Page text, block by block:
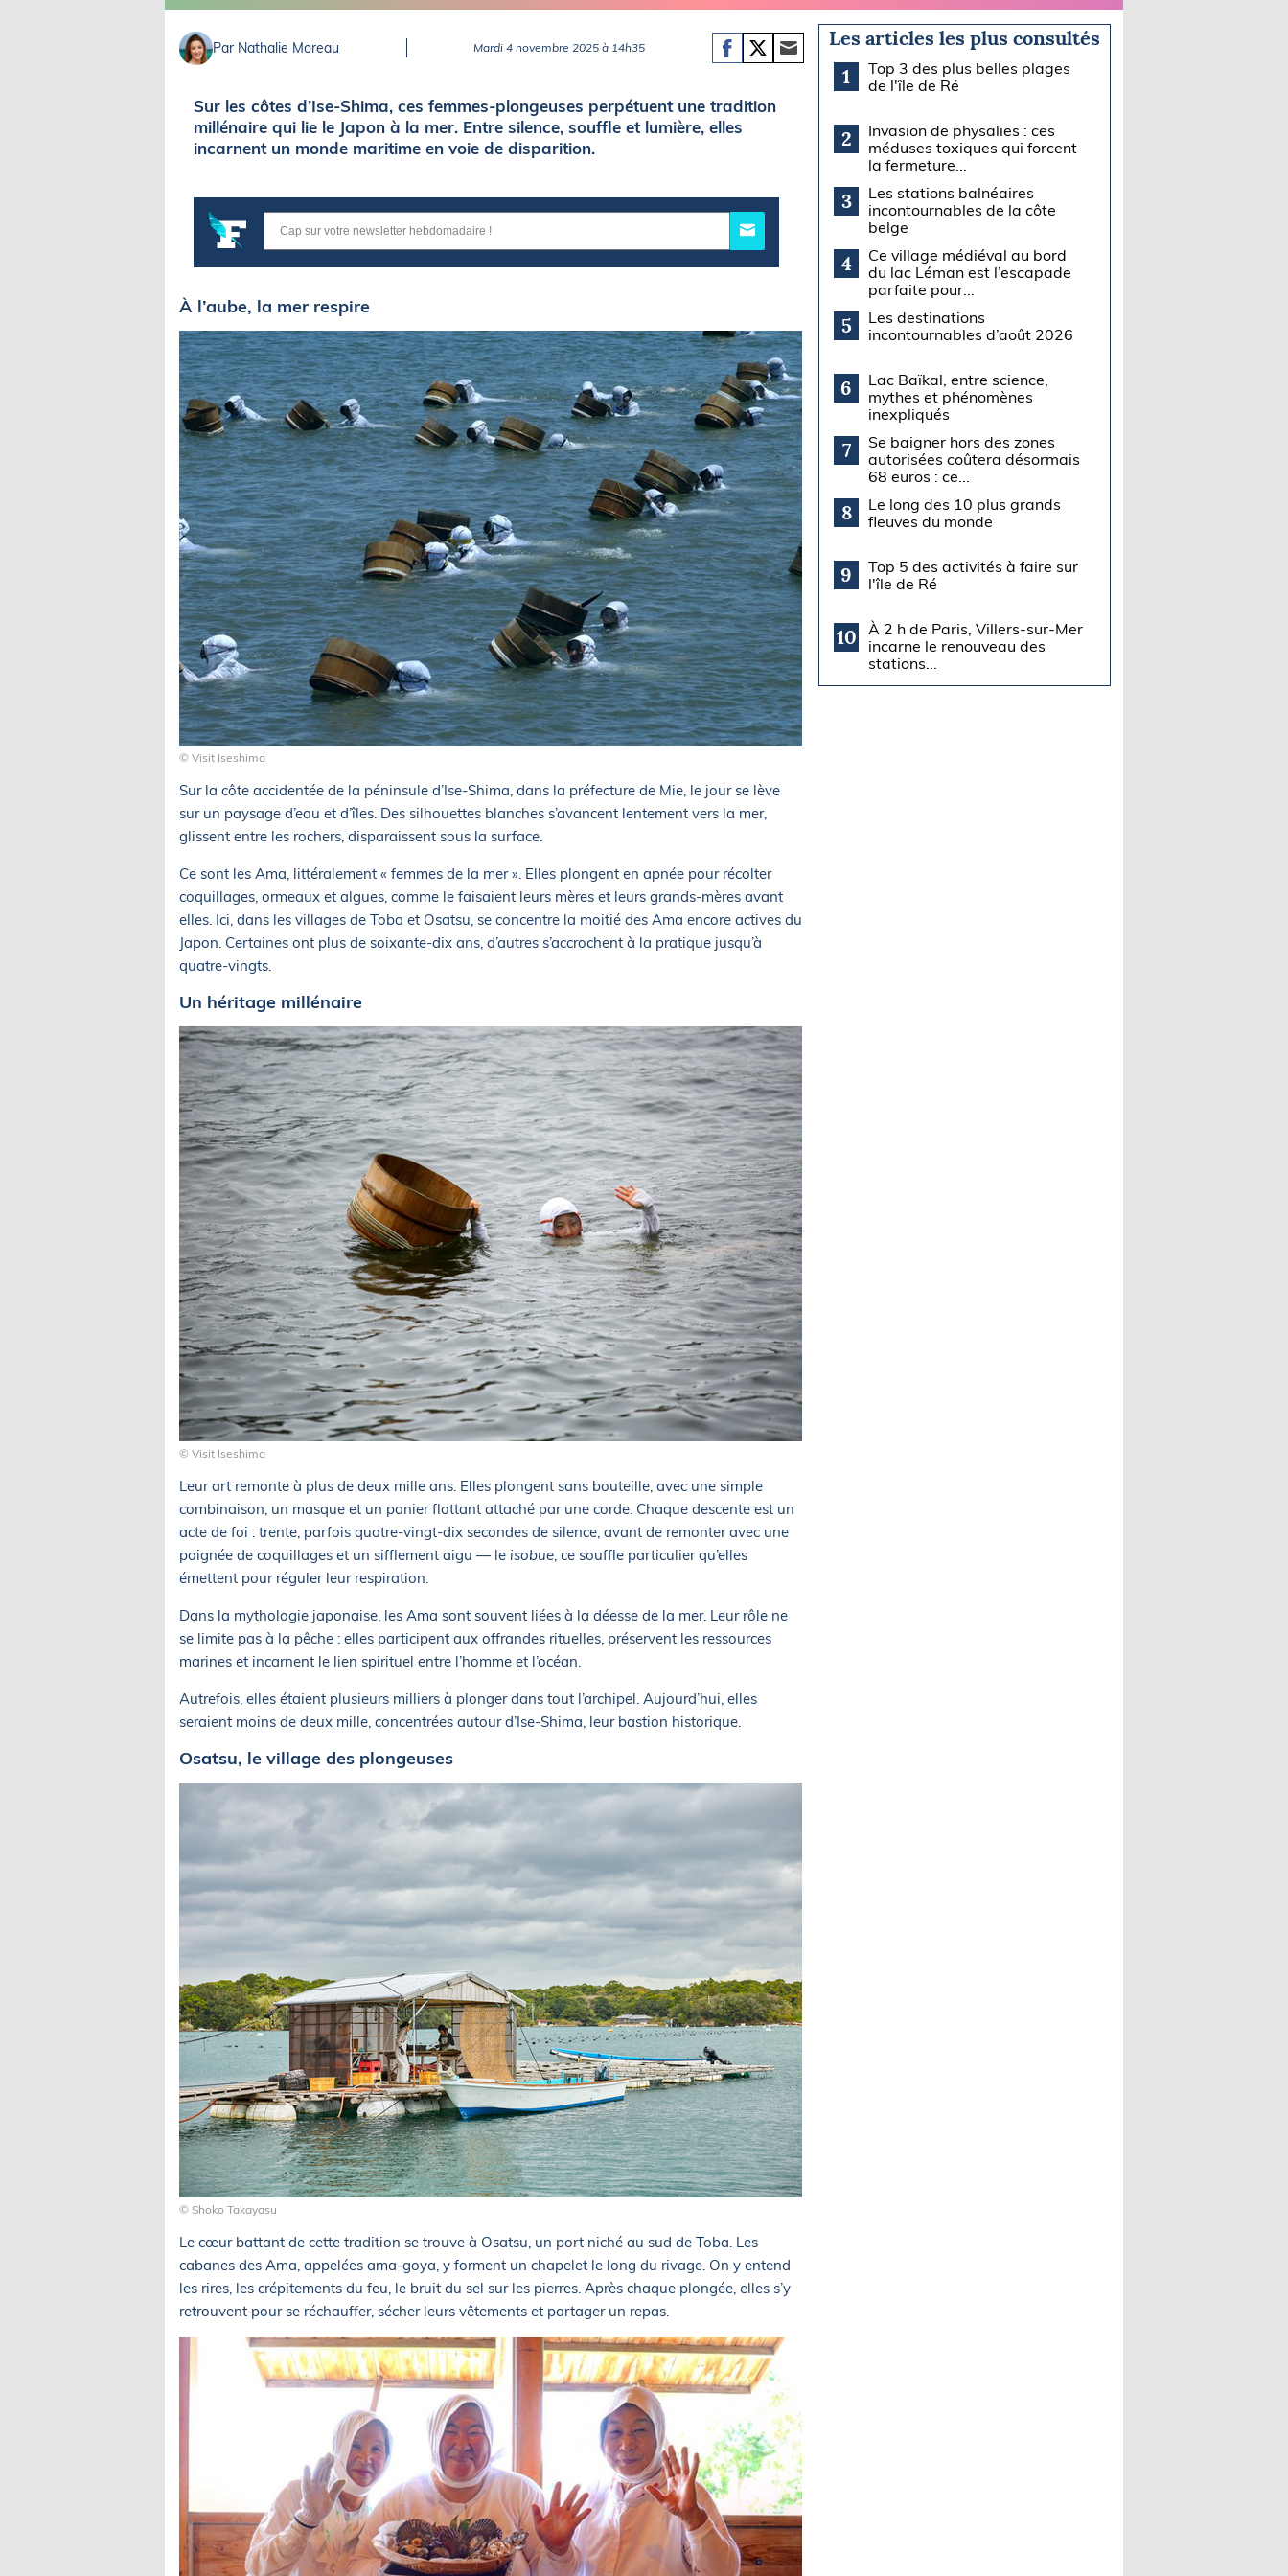
Par Nathalie Moreau Mardi 4 novembre 2025 à 14h35
Sur les côtes d’Ise-Shima, ces femmes-plongeuses perpétuent une tradition
millénaire qui lie le Japon à la mer. Entre silence, souffle et lumière, elles
incarnent un monde maritime en voie de disparition.
À l’aube, la mer respire
© Visit Iseshima
Sur la côte accidentée de la péninsule d’Ise-Shima, dans la préfecture de Mie, le jour se lève
sur un paysage d’eau et d’îles. Des silhouettes blanches s’avancent lentement vers la mer,
glissent entre les rochers, disparaissent sous la surface.
Ce sont les Ama, littéralement « femmes de la mer ». Elles plongent en apnée pour récolter
coquillages, ormeaux et algues, comme le faisaient leurs mères et leurs grands-mères avant
elles. Ici, dans les villages de Toba et Osatsu, se concentre la moitié des Ama encore actives du
Japon. Certaines ont plus de soixante-dix ans, d’autres s’accrochent à la pratique jusqu’à
quatre-vingts.
Un héritage millénaire
© Visit Iseshima
Leur art remonte à plus de deux mille ans. Elles plongent sans bouteille, avec une simple
combinaison, un masque et un panier flottant attaché par une corde. Chaque descente est un
acte de foi : trente, parfois quatre-vingt-dix secondes de silence, avant de remonter avec une
poignée de coquillages et un sifflement aigu — le isobue, ce souffle particulier qu’elles
émettent pour réguler leur respiration.
Dans la mythologie japonaise, les Ama sont souvent liées à la déesse de la mer. Leur rôle ne
se limite pas à la pêche : elles participent aux offrandes rituelles, préservent les ressources
marines et incarnent le lien spirituel entre l’homme et l’océan.
Autrefois, elles étaient plusieurs milliers à plonger dans tout l’archipel. Aujourd’hui, elles
seraient moins de deux mille, concentrées autour d’Ise-Shima, leur bastion historique.
Osatsu, le village des plongeuses
© Shoko Takayasu
Le cœur battant de cette tradition se trouve à Osatsu, un port niché au sud de Toba. Les
cabanes des Ama, appelées ama-goya, y forment un chapelet le long du rivage. On y entend
les rires, les crépitements du feu, le bruit du sel sur les pierres. Après chaque plongée, elles s’y
retrouvent pour se réchauffer, sécher leurs vêtements et partager un repas.
Les articles les plus consultés
1
Top 3 des plus belles plages
de l'île de Ré
2
Invasion de physalies : ces
méduses toxiques qui forcent
la fermeture...
3
Les stations balnéaires
incontournables de la côte
belge
4
Ce village médiéval au bord
du lac Léman est l’escapade
parfaite pour...
5
Les destinations
incontournables d’août 2026
6
Lac Baïkal, entre science,
mythes et phénomènes
inexpliqués
7
Se baigner hors des zones
autorisées coûtera désormais
68 euros : ce...
8
Le long des 10 plus grands
fleuves du monde
9
Top 5 des activités à faire sur
l'île de Ré
10
À 2 h de Paris, Villers-sur-Mer
incarne le renouveau des
stations...